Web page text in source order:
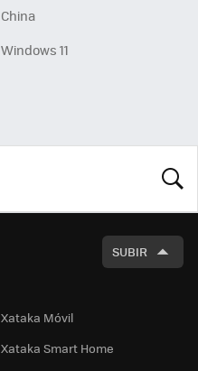
China
Windows 11
SUBIR
Xataka Móvil
Xataka Smart Home